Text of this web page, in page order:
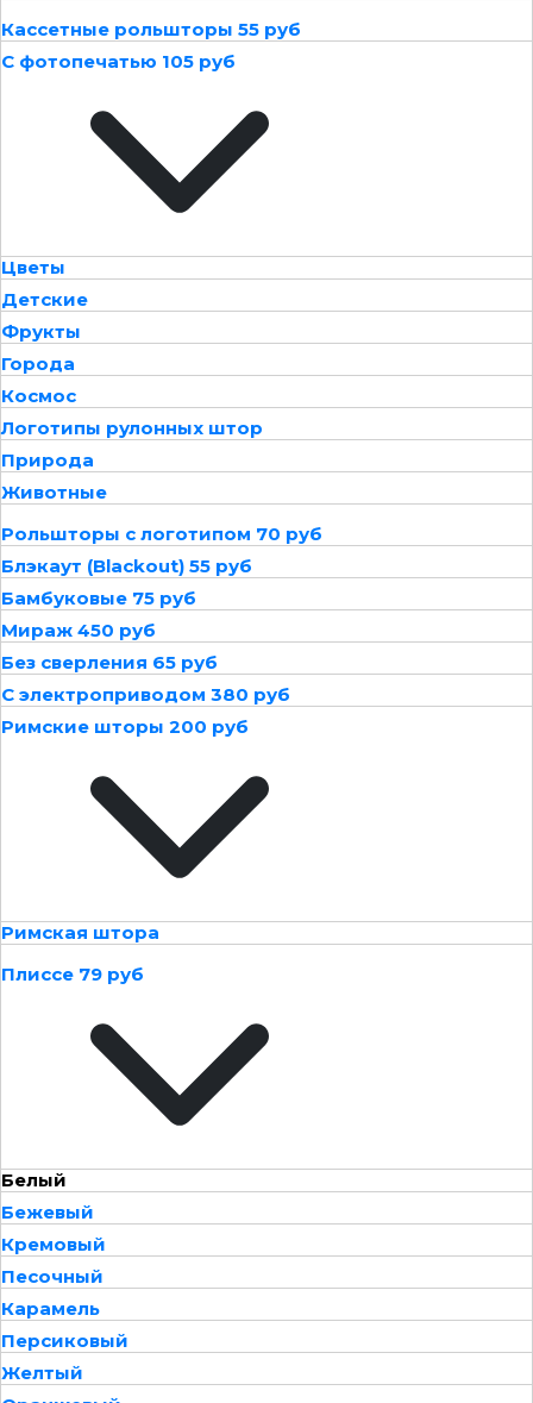
Кассетные рольшторы 55 руб
С фотопечатью 105 руб
Цветы
Детские
Фрукты
Города
Космос
Логотипы рулонных штор
Природа
Животные
Рольшторы с логотипом 70 руб
Блэкаут (Blackout) 55 руб
Бамбуковые 75 руб
Мираж 450 руб
Без сверления 65 руб
С электроприводом 380 руб
Римские шторы 200 руб
Римская штора
Плиссе 79 руб
Белый
Бежевый
Кремовый
Песочный
Карамель
Персиковый
Желтый